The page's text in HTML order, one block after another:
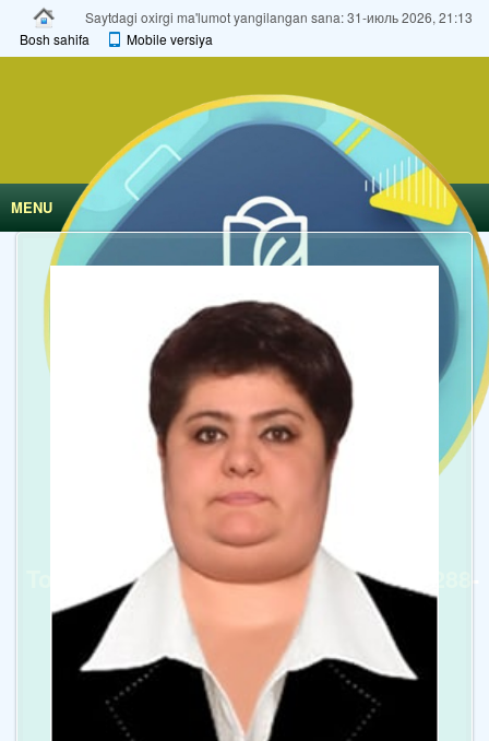
Saytdagi oxirgi ma'lumot yangilangan sana: 31-июль 2026, 21:13
Bosh sahifa
Mobile versiya
Toshkent shaxar Yunusobod tumani 288-
sonli umumta’lim maktabi
MENU